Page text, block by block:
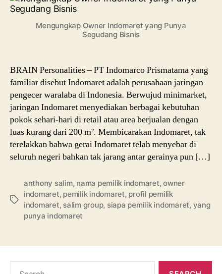
Perjuangannya
Gurita
Mengungkap Owner Indomaret yang Punya
Segudang Bisnis
BRAIN Personalities – PT Indomarco Prismatama yang
familiar disebut Indomaret adalah perusahaan jaringan
pengecer waralaba di Indonesia. Berwujud minimarket,
jaringan Indomaret menyediakan berbagai kebutuhan
pokok sehari-hari di retail atau area berjualan dengan
luas kurang dari 200 m². Membicarakan Indomaret, tak
terelakkan bahwa gerai Indomaret telah menyebar di
seluruh negeri bahkan tak jarang antar gerainya pun […]
Tags
anthony salim, nama pemilik indomaret,owner
indomaret, pemilik indomaret, profil pemilik
indomaret, salim group, siapa pemilik indomaret, yang
punya indomaret